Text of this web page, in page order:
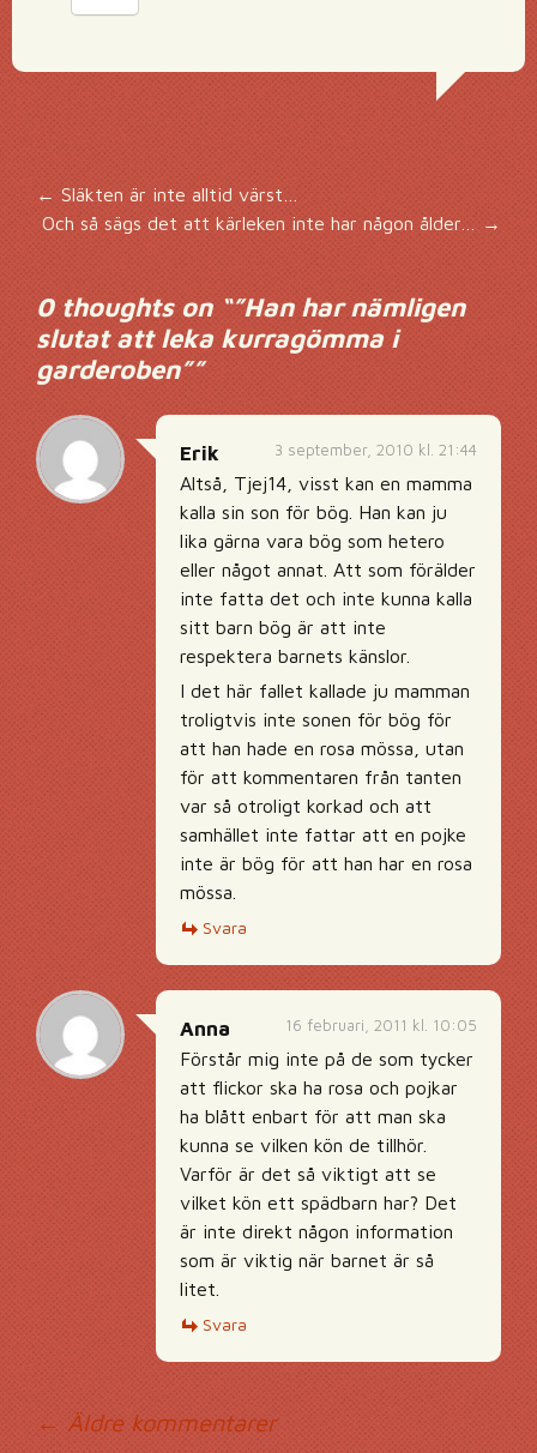
Inläggsnavigering
←Släkten är inte alltid värst…
Och så sägs det att kärleken inte har någon ålder…→
0 thoughts on “”Han har nämligen
slutat att leka kurragömma i
garderoben””
3 september, 2010 kl. 21:44
Erik
Altså, Tjej14, visst kan en mamma
kalla sin son för bög. Han kan ju
lika gärna vara bög som hetero
eller något annat. Att som förälder
inte fatta det och inte kunna kalla
sitt barn bög är att inte
respektera barnets känslor.
I det här fallet kallade ju mamman
troligtvis inte sonen för bög för
att han hade en rosa mössa, utan
för att kommentaren från tanten
var så otroligt korkad och att
samhället inte fattar att en pojke
inte är bög för att han har en rosa
mössa.
Svara
16 februari, 2011 kl. 10:05
Anna
Förstår mig inte på de som tycker
att flickor ska ha rosa och pojkar
ha blått enbart för att man ska
kunna se vilken kön de tillhör.
Varför är det så viktigt att se
vilket kön ett spädbarn har? Det
är inte direkt någon information
som är viktig när barnet är så
litet.
Svara
← Äldre kommentarer